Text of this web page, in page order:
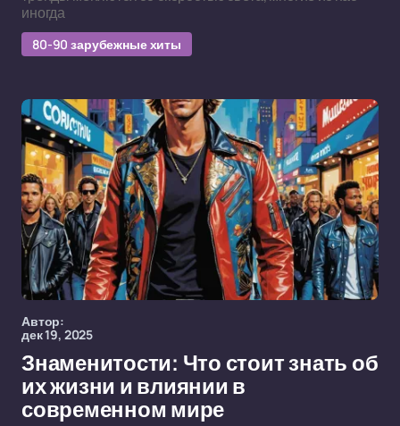
иногда
80-90 зарубежные хиты
Автор:
дек 19, 2025
Знаменитости: Что стоит знать об
их жизни и влиянии в
современном мире